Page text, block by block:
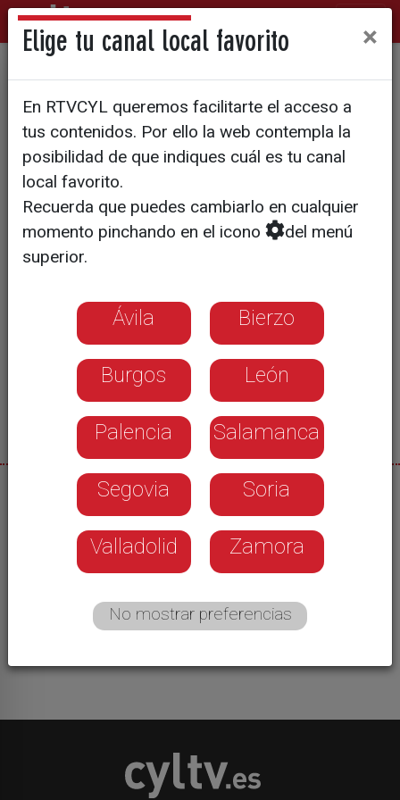
Las mascotas llenan la Feria
de Valladolid en la 19ª
edición de Fimascota
22/02/2026
Fimascota ha vuelto a llenar de animales la Feria
de Valladolid en su décimo novena edición. En ella
han participado 2 000 ejemplares de 150 razas
de perros y 163 gatos de 23 razas diferentes,
pero también ha habido espacio para animales
Elige tu canal local favorito ×
En RTVCYL queremos facilitarte el acceso a
tus contenidos. Por ello la web contempla la
posibilidad de que indiques cuál es tu canal
local favorito.
Recuerda que puedes cambiarlo en cualquier
momento pinchando en el icono
del menú
superior.
Ávila Bierzo
Burgos León
Palencia Salamanca
Segovia Soria
Valladolid Zamora
No mostrar preferencias